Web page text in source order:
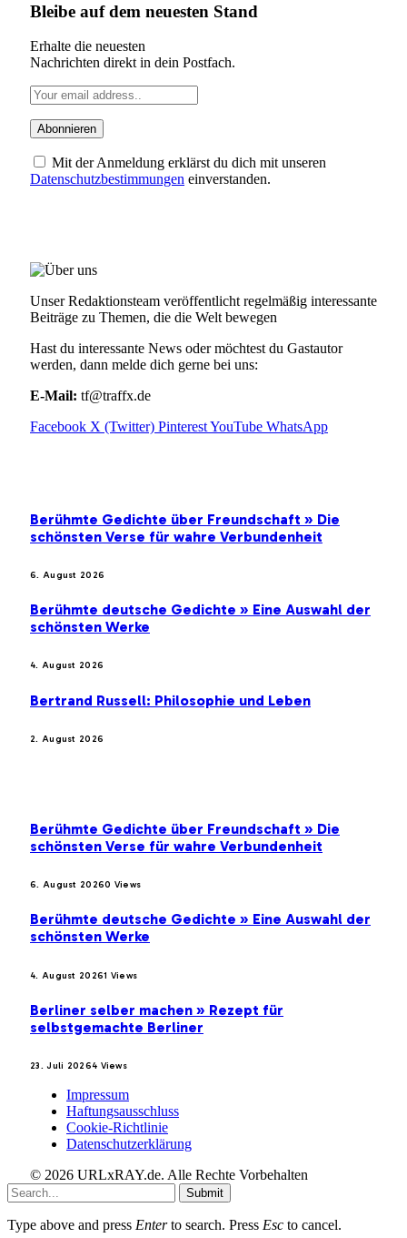
Bleibe auf dem neuesten Stand
Erhalte die neuesten
Nachrichten direkt in dein Postfach.
Mit der Anmeldung erklärst du dich mit unseren
Datenschutzbestimmungen einverstanden.
Unser Redaktionsteam veröffentlicht regelmäßig interessante
Beiträge zu Themen, die die Welt bewegen
Hast du interessante News oder möchtest du Gastautor
werden, dann melde dich gerne bei uns:
E-Mail: tf@traffx.de
Facebook X (Twitter) PinterestYouTube WhatsApp
Berühmte Gedichte über Freundschaft » Die
schönsten Verse für wahre Verbundenheit
6. August 2026
Berühmte deutsche Gedichte » Eine Auswahl der
schönsten Werke
4. August 2026
Bertrand Russell: Philosophie und Leben
2. August 2026
Berühmte Gedichte über Freundschaft » Die
schönsten Verse für wahre Verbundenheit
6. August 20260 Views
Berühmte deutsche Gedichte » Eine Auswahl der
schönsten Werke
4. August 20261 Views
Berliner selber machen » Rezept für
selbstgemachte Berliner
23. Juli 20264 Views
Impressum
Haftungsausschluss
Cookie-Richtlinie
Datenschutzerklärung
© 2026 URLxRAY.de. Alle Rechte Vorbehalten
Submit
Type above and press Enterto search. Press Esc to cancel.